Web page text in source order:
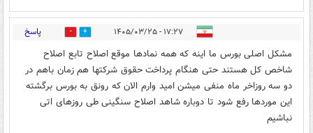
۱۷:۲۷ - ۱۴۰۵/۰۳/۲۵ 0 پاسخ
مشکل اصلی بورس ما اینه که همه نمادها موقع اصلاح تابع اصلاح
شاخص کل هستند حتی هنگام پرداخت حقوق شرکتها هم زمان باهم در
دو سه روزاخر ماه منفی میشن امید وارم الان که رونق به بورس برگشته
این موردها رفع شود تا دوباره شاهد اصلاح سنگینی طی روزهای اتی
نباشیم